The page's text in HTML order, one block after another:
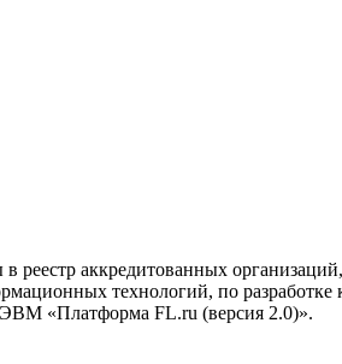
аккредитованных
технологий, по
«Платформа FL.ru (версия 2.0)».